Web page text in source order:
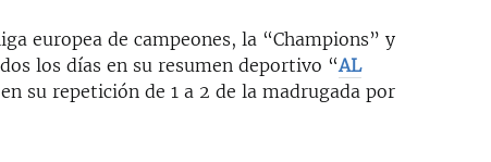
europea de campeones, la “Champions” y
los días en su resumen deportivo “AL
su repetición de 1 a 2 de la madrugada por